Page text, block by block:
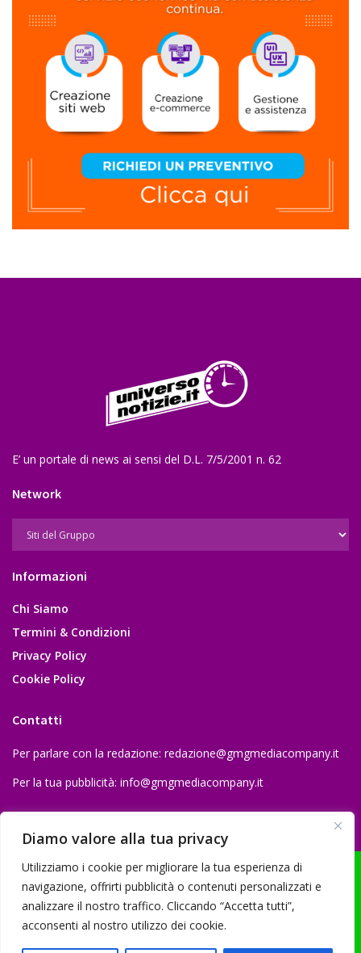
Diamo valore alla tua privacy
Utilizziamo i cookie per migliorare la tua esperienza di
navigazione, offrirti pubblicità o contenuti personalizzati e
analizzare il nostro traffico. Cliccando “Accetta tutti”,
acconsenti al nostro utilizzo dei cookie.
E’ un portale di news ai sensi del D.L. 7/5/2001 n. 62
Network
Informazioni
Chi Siamo
Termini & Condizioni
Privacy Policy
Cookie Policy
Contatti
Per parlare con la redazione: redazione@gmgmediacompany.it
Per la tua pubblicità: info@gmgmediacompany.it
© 2026 GMG Media Company Di Mossutti Gianluca | Sede legale: Corso